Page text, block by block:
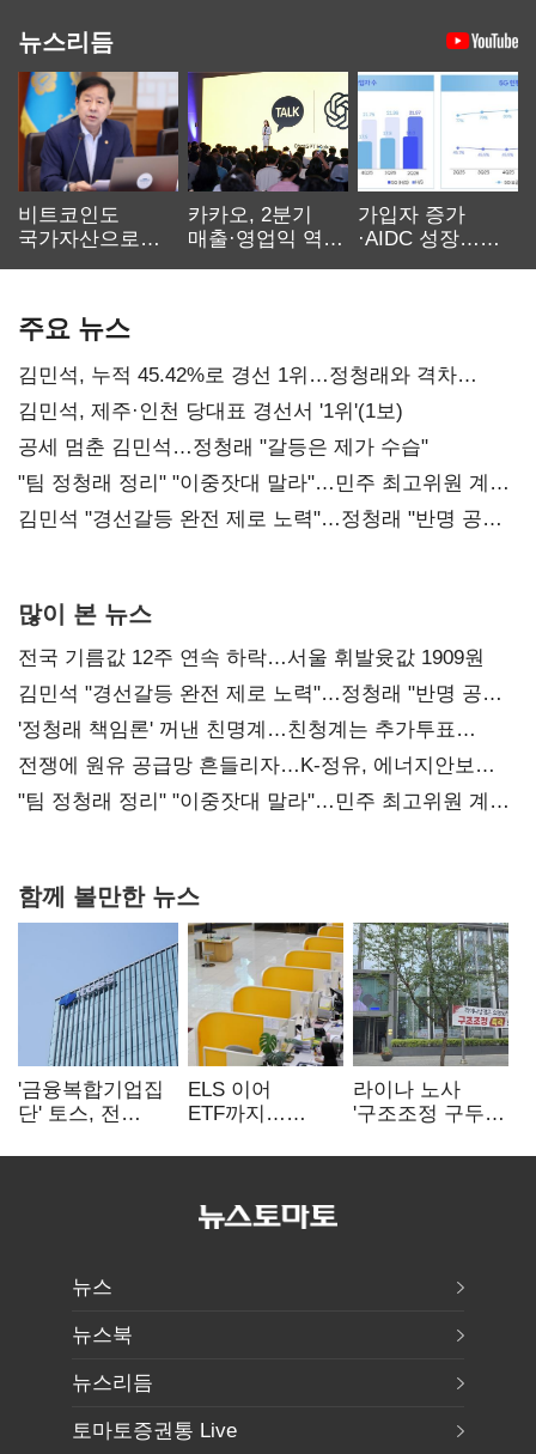
뉴스리듬
비트코인도
국가자산으로…'
카카오, 2분기
매출·영업익 역대
가입자 증가
·AIDC 성장…
주요 뉴스
김민석, 누적 45.42%로 경선 1위…정청래와 격차
0.86%p(2보)
김민석, 제주·인천 당대표 경선서 '1위'(1보)
공세 멈춘 김민석…정청래 "갈등은 제가 수습"
"팀 정청래 정리" "이중잣대 말라"…민주 최고위원 계파
다툼 격화
김민석 "경선갈등 완전 제로 노력"…정청래 "반명 공세
많이 본 뉴스
전국 기름값 12주 연속 하락…서울 휘발윳값 1909원
김민석 "경선갈등 완전 제로 노력"…정청래 "반명 공세
사과부터"
'정청래 책임론' 꺼낸 친명계…친청계는 추가투표
때리기
전쟁에 원유 공급망 흔들리자…K-정유, 에너지안보
핵심으로 재부상
"팀 정청래 정리" "이중잣대 말라"…민주 최고위원 계파
함께 볼만한 뉴스
'금융복합기업집
단' 토스, 전
표준화
ELS 이어
ETF까지…
제동 걸린 은행
라이나 노사
'구조조정 구두
뉴스
뉴스북
뉴스리듬
토마토증권통 Live